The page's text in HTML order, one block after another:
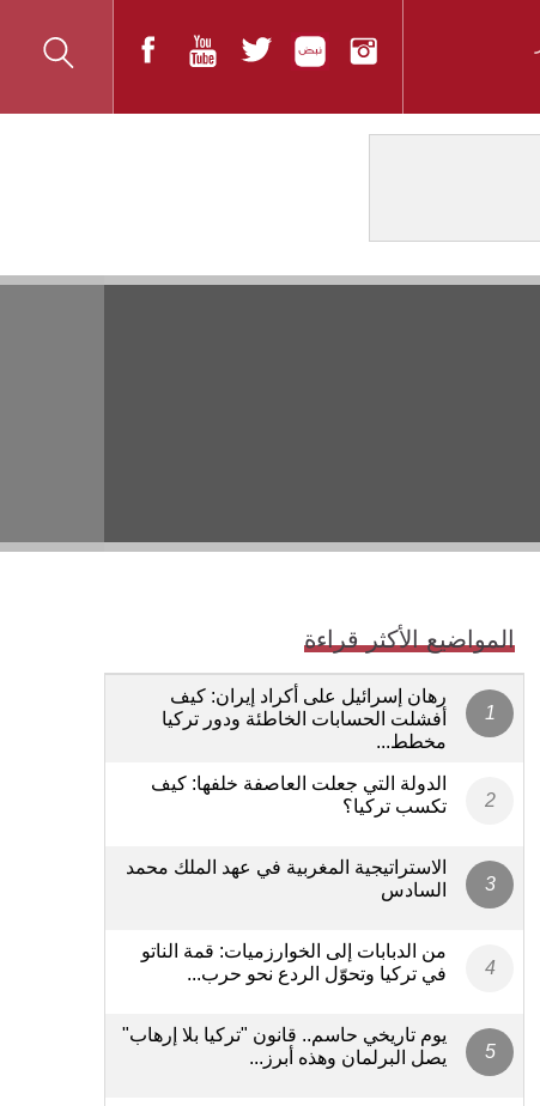
المواضيع الأكثر قراءة
رهان إسرائيل على أكراد إيران: كيف
أفشلت الحسابات الخاطئة ودور تركيا
مخطط...
الدولة التي جعلت العاصفة خلفها: كيف
تكسب تركيا؟
الاستراتيجية المغربية في عهد الملك محمد
السادس
من الدبابات إلى الخوارزميات: قمة الناتو
في تركيا وتحوّل الردع نحو حرب...
يوم تاريخي حاسم.. قانون "تركيا بلا إرهاب"
يصل البرلمان وهذه أبرز...